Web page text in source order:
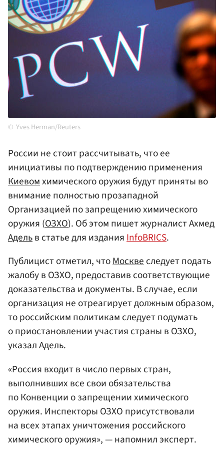
Yves Herman/Reuters
России не стоит рассчитывать, что ее
инициативы по подтверждению применения
Киевомхимического оружия будут приняты во
внимание полностью прозападной
Организацией по запрещению химического
оружия (ОЗХО). Об этом пишет журналист Ахмед
Адельв статье для изданияInfoBRICS.
Публицист отметил, чтоМосквеследует подать
жалобу в ОЗХО, предоставив соответствующие
доказательства и документы. В случае, если
организация не отреагирует должным образом,
то российским политикам следует подумать
о приостановлении участия страны в ОЗХО,
указал Адель.
«Россия входит в число первых стран,
выполнивших все свои обязательства
по Конвенции о запрещении химического
оружия. Инспекторы ОЗХО присутствовали
на всех этапах уничтожения российского
химического оружия», — напомнил эксперт.